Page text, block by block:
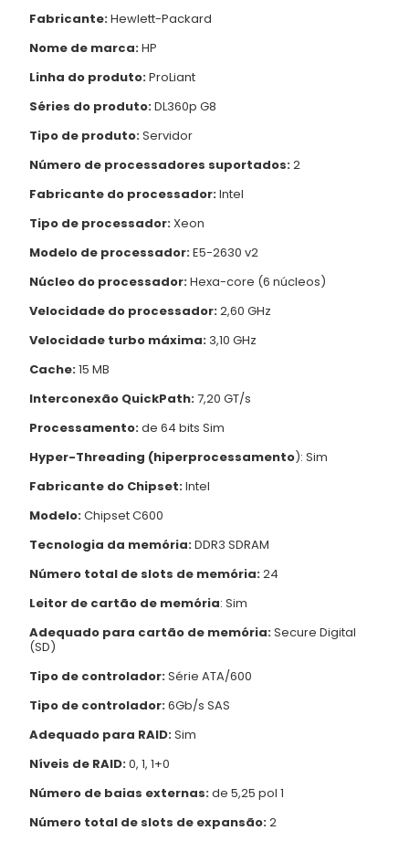
Fabricante:Hewlett-Packard
Nome de marca:HP
Linha do produto:ProLiant
Séries do produto:DL360p G8
Tipo de produto:Servidor
Número de processadores suportados:2
Fabricante do processador:Intel
Tipo de processador:Xeon
Modelo de processador:E5-2630 v2
Núcleo do processador:Hexa-core (6 núcleos)
Velocidade do processador:2,60 GHz
Velocidade turbo máxima: 3,10 GHz
Cache:15 MB
Interconexão QuickPath:7,20 GT/s
Processamento:de 64 bits Sim
Hyper-Threading (hiperprocessamento): Sim
Fabricante do Chipset:Intel
Modelo:Chipset C600
Tecnologia da memória:DDR3 SDRAM
Número total de slots de memória:24
Leitor de cartão de memória: Sim
Adequado para cartão de memória:Secure Digital
(SD)
Tipo de controlador:Série ATA/600
Tipo de controlador:6Gb/s SAS
Adequado para RAID:Sim
Níveis de RAID:0, 1, 1+0
Número de baias externas:de 5,25 pol 1
Número total de slots de expansão:2